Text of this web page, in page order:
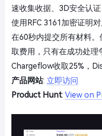
速收集收据、3D安全认
使用RFC 3161加密证明
在60秒内提交所有材料
取费用，只有在成功处理
Chargeflow收取25%，
产品网站: 立即访问
Product Hunt: View on